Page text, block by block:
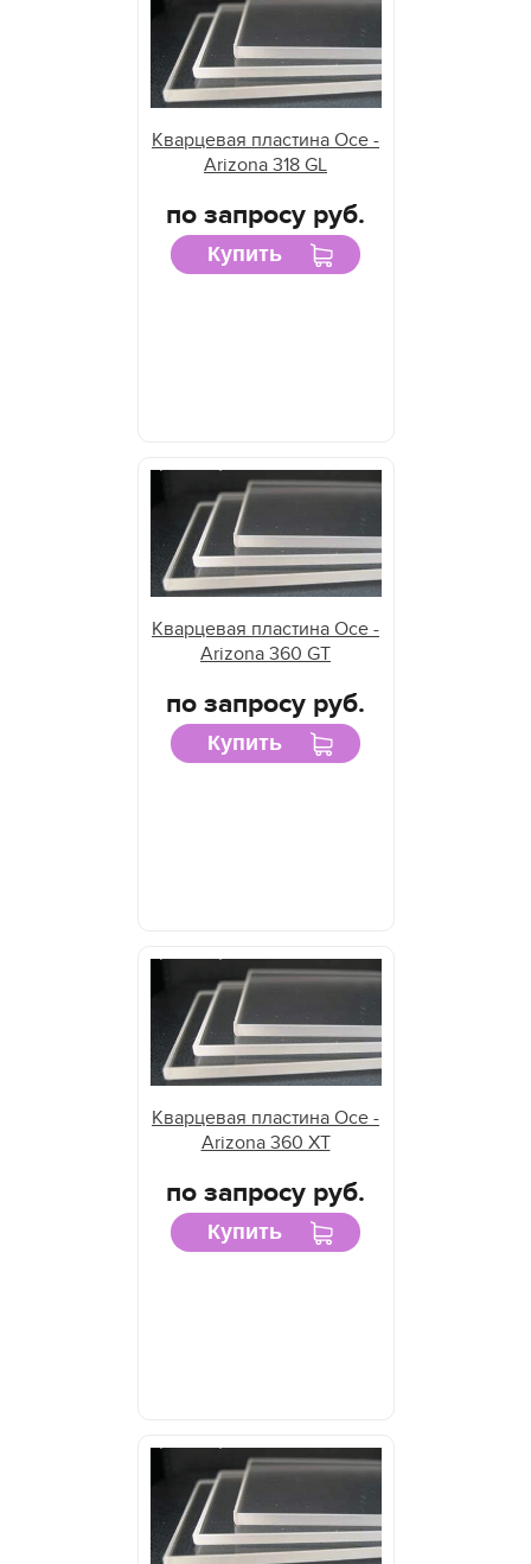
Кварцевая пластина Oce -
Arizona 318 GL
по запросу руб.
Купить
Кварцевая пластина Oce -
Arizona 360 GT
по запросу руб.
Купить
Кварцевая пластина Oce -
Arizona 360 XT
по запросу руб.
Купить